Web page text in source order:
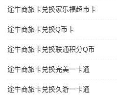
途牛商旅卡兑换家乐福超市卡
途牛商旅卡兑换Q币卡
途牛商旅卡兑换联通积分Q币
途牛商旅卡兑换完美一卡通
途牛商旅卡兑换久游一卡通